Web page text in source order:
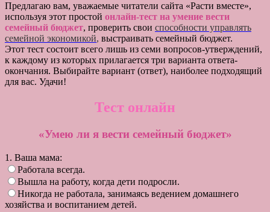
Предлагаю вам, уважаемые читатели сайта «Расти вместе»,
используя этот простой онлайн-тест на умение вести
семейный бюджет, проверить свои способности управлять
семейной экономикой, выстраивать семейный бюджет.
Этот тест состоит всего лишь из семи вопросов-утверждений,
к каждому из которых прилагается три варианта ответа-
окончания. Выбирайте вариант (ответ), наиболее подходящий
для вас. Удачи!
Тест онлайн
«Умею ли я вести семейный бюджет»
1. Ваша мама:
Работала всегда.
Вышла на работу, когда дети подросли.
Никогда не работала, занимаясь ведением домашнего
хозяйства и воспитанием детей.